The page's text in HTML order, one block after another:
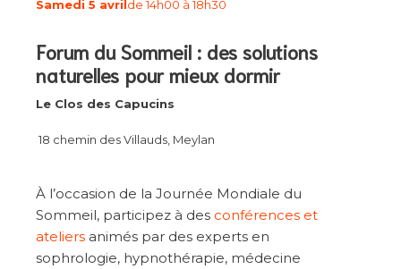
Samedi 5 avrilde 14h00 à 18h30
Forum du Sommeil : des solutions
naturelles pour mieux dormir
Le Clos des Capucins
18 chemin des Villauds, Meylan
À l’occasion de la Journée Mondiale du
Sommeil, participez à des conférences et
ateliers animés par des experts en
sophrologie, hypnothérapie, médecine